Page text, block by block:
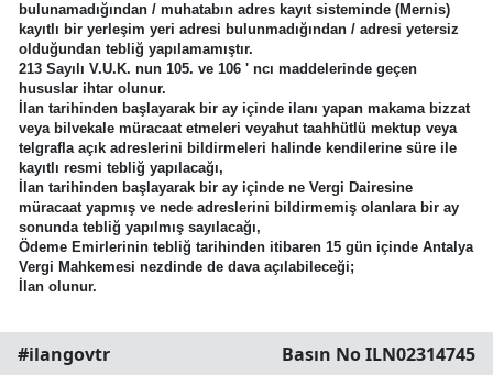
bulunamadığından / muhatabın adres kayıt sisteminde (Mernis)
kayıtlı bir yerleşim yeri adresi bulunmadığından / adresi yetersiz
olduğundan tebliğ yapılamamıştır.
213 Sayılı V.U.K. nun 105. ve 106 ' ncı maddelerinde geçen
hususlar ihtar olunur.
İlan tarihinden başlayarak bir ay içinde ilanı yapan makama bizzat
veya bilvekale müracaat etmeleri veyahut taahhütlü mektup veya
telgrafla açık adreslerini bildirmeleri halinde kendilerine süre ile
kayıtlı resmi tebliğ yapılacağı,
İlan tarihinden başlayarak bir ay içinde ne Vergi Dairesine
müracaat yapmış ve nede adreslerini bildirmemiş olanlara bir ay
sonunda tebliğ yapılmış sayılacağı,
Ödeme Emirlerinin tebliğ tarihinden itibaren 15 gün içinde Antalya
Vergi Mahkemesi nezdinde de dava açılabileceği;
İlan olunur.
#ilangovtr Basın No ILN02314745